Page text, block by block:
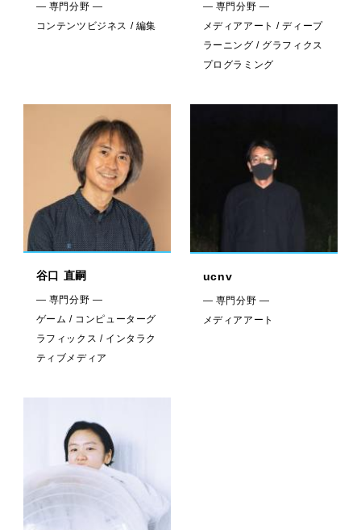
— 専門分野 —
コンテンツビジネス / 編集
— 専門分野 —
メディアアート / ディープ
ラーニング / グラフィクス
プログラミング
谷口 直嗣
— 専門分野 —
ゲーム / コンピューターグ
ラフィックス / インタラク
ティブメディア
ucnv
— 専門分野 —
メディアアート